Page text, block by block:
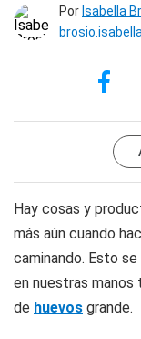
Por Isabella
Hay cosas y
más aún cuando
caminando. Esto
en nuestras
de huevos grande.